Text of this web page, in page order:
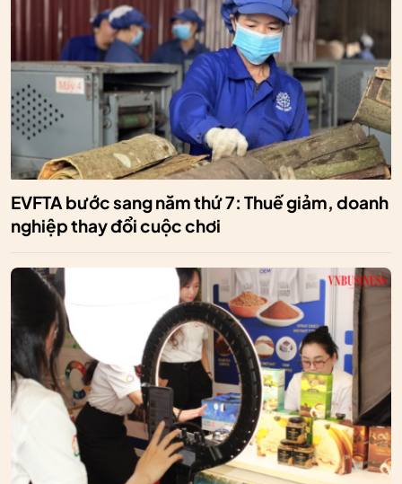
EVFTA bước sang năm thứ 7: Thuế giảm, doanh
nghiệp thay đổi cuộc chơi